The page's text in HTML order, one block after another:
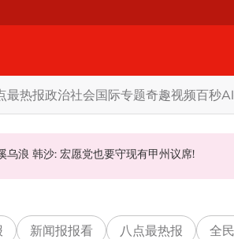
最热报政治社会国际专题奇趣视频百秒
驳斥全国大选提前举行 法米：各成员党承诺挺政府至届满
特别点名望万、双溪乌浪 韩沙: 宏愿党也要守现有甲州议席!
要求安华解释为何冻结MyKHAS权限 5蓝眼议员: 改革不是
新闻报报看 八点最热报 全